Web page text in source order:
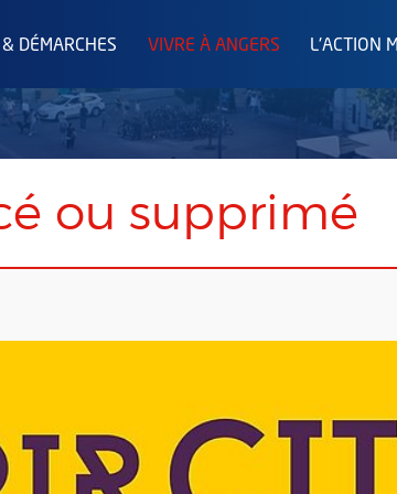
DÉMARCHES VIVRE À ANGERS L'ACTION
ou supprimé